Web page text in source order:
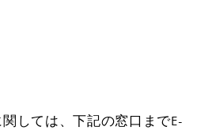
しては、下記の窓口までE-